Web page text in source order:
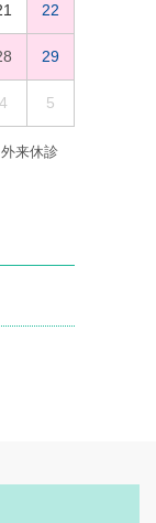
22
29
4 5
外来休診